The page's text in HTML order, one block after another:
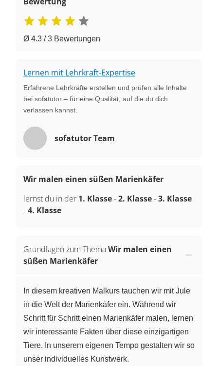
Ø 4.3 / 3 Bewertungen
Lernen mit Lehrkraft-Expertise
Erfahrene Lehrkräfte erstellen und prüfen alle Inhalte
bei sofatutor – für eine Qualität, auf die du dich
verlassen kannst.
sofatutor Team
Wir malen einen süßen Marienkäfer
lernst du in der 1. Klasse-2. Klasse-3. Klasse
-4. Klasse
Grundlagen zum ThemaWir malen einen
süßen Marienkäfer
In diesem kreativen Malkurs tauchen wir mit Jule
in die Welt der Marienkäfer ein. Während wir
Schritt für Schritt einen Marienkäfer malen, lernen
wir interessante Fakten über diese einzigartigen
Tiere. In unserem eigenen Tempo gestalten wir so
unser individuelles Kunstwerk.